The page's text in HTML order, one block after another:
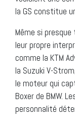
la GS constitue
Même si
leur propre
comme la KTM
la Suzuki V-
le moteur qui
Boxer de BMW.
personnalité